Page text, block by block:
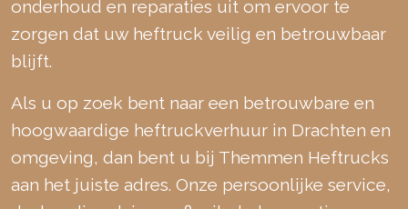
onderhoud en reparaties uit om ervoor te
zorgen dat uw heftruck veilig en betrouwbaar
blijft.
Als u op zoek bent naar een betrouwbare en
hoogwaardige heftruckverhuur in Drachten en
omgeving, dan bent u bij Themmen Heftrucks
aan het juiste adres. Onze persoonlijke service,